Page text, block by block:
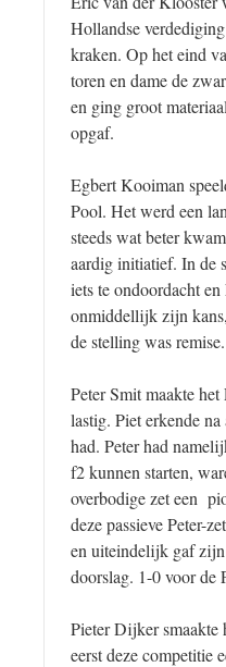
Hollandse
kraken. Op het eind
toren en dame de
en ging groot
opgaf.
Egbert Kooiman
Pool. Het werd een
steeds wat beter
aardig initiatief. In de
iets te ondoordacht
onmiddellijk zijn
de stelling was remise.
Peter Smit maakte
lastig. Piet erkende
had. Peter had
f2 kunnen starten,
overbodige zet een
deze passieve Peter-
en uiteindelijk gaf
doorslag. 1-0 voor de
Pieter Dijker smaakte
eerst deze competitie